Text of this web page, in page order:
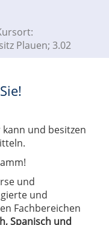
Plauen; 3.02
und besitzen
und
und
Fachbereichen
Spanisch und